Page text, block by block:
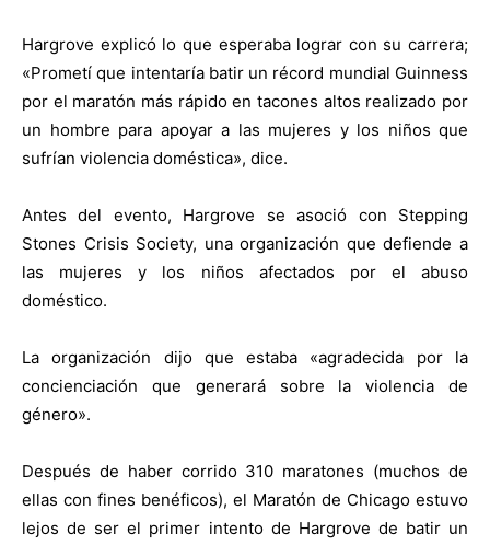
Hargrove explicó lo que esperaba lograr con su carrera;
«Prometí que intentaría batir un récord mundial Guinness
por el maratón más rápido en tacones altos realizado por
un hombre para apoyar a las mujeres y los niños que
sufrían violencia doméstica», dice.
Antes del evento, Hargrove se asoció con Stepping
Stones Crisis Society, una organización que defiende a
las mujeres y los niños afectados por el abuso
doméstico.
La organización dijo que estaba «agradecida por la
concienciación que generará sobre la violencia de
género».
Después de haber corrido 310 maratones (muchos de
ellas con fines benéficos), el Maratón de Chicago estuvo
lejos de ser el primer intento de Hargrove de batir un